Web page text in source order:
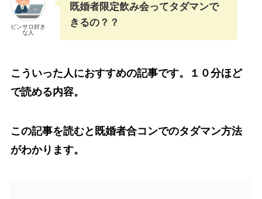
ピンサロ好き
な人
既婚者限定飲み会ってタダマンで
きるの？？
こういった人におすすめの記事です。１０分ほど
で読める内容。
この記事を読むと既婚者合コンでのタダマン方法
がわかります。